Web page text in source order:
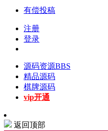
有偿投稿
注册
登录
源码资源BBS
精品源码
棋牌源码
vip开通
返回顶部